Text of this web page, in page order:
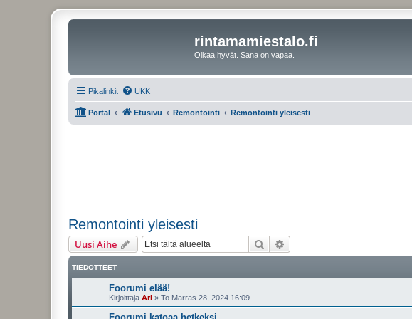
rintamamiestalo.fi
Olkaa hyvät. Sana on vapaa.
Pikalinkit UKK
Portal Etusivu Remontointi Remontointi yleisesti
Remontointi yleisesti
Uusi Aihe Etsi
TIEDOTTEET
Foorumi elää!
Kirjoittaja Ari » To Marras 28, 2024 16:09
Foorumi katoaa hetkeksi